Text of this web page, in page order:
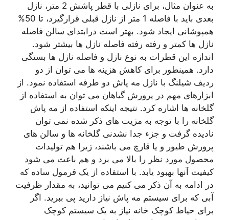
به عنوان مثال، برای نازلی با قطر پاشش 2 متر، نازل
بعدی باید با فاصله 1 متر از نازل قبلی قرارگیرد، تا 50%
همپوشانی ایجاد شود. بهتر است درابتدای سالن فاصله
نازل ها کمتر و رفته رفته فاصله نازل ها بیشتر شود.
اندازه این قطرات به نوع نازل و فاصله نازل ها بستگی
دارد. همینطور برای کاهش هزینه ها می توان از دو
ردیف شیلنگ با نازل مه پاش دو طرفه استفاده نمود. از
ابزارهای مهم در پرورش گیاهان می توان به استفاده از
گلخانه ها اشاره کرد. نتیجه اینکه استفاده از مه پاش
گلخانه را با توجه به مزیت های ذکر شده نمی توان
نادیده گرفت و جزء جدا نشدنی گلخانه ها و سالن های
پرورش طیور و یا قارچ می باشند، زیرا هم تولیدات
محصول مورد نظر را بالا می برد و هم باعث می شود
کیفیت آنها بهبود یابد. با استفاده از یک فرمول ساده که
در ادامه به آن ذکر می کنیم می توانید، به مقدار ظرفیت
آبی که برای سیستم مه پاش نیاز دارید پی ببرید. اگر
برای حیاط کوچک خانه نیاز به یک سیستم کوچک